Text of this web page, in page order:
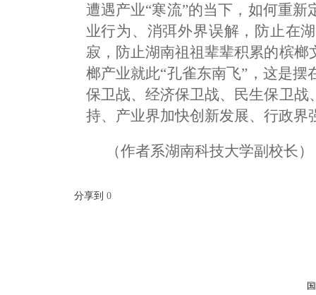
遭遇产业“寒流”的当下，如何重
业行为、消弭外界误解，防止在
寂，防止湖南祖祖辈辈积累的槟
榔产业就此“孔雀东南飞”，这是
保卫战、经济保卫战、民生保卫
持、产业界加快创新发展、行政
（作者系湖南科技大学副校长）
分享到 0